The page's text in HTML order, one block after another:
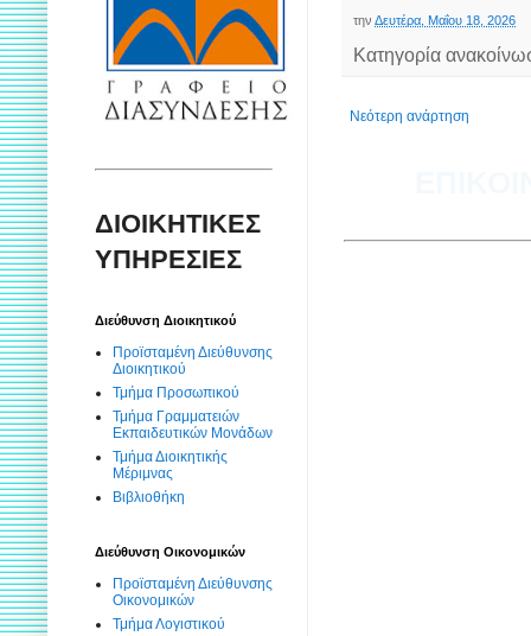
την Δευτέρα, Μαΐου 18, 2026
Κατηγορία
Νεότερη ανάρτηση
ΔΙΟΙΚΗΤΙΚΕΣ
ΥΠΗΡΕΣΙΕΣ
Διεύθυνση Διοικητικού
Προϊσταμένη Διεύθυνσης
Διοικητικού
Τμήμα Προσωπικού
Τμήμα Γραμματειών
Εκπαιδευτικών Μονάδων
Τμήμα Διοικητικής
Μέριμνας
Βιβλιοθήκη
Διεύθυνση Οικονομικών
Προϊσταμένη Διεύθυνσης
Οικονομικών
Τμήμα Λογιστικού